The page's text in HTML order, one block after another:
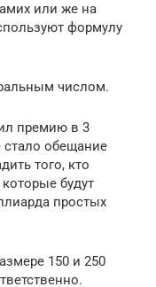
или же на
формулу
числом.
премию в 3
обещание
того, кто
будут
простых
150 и 250